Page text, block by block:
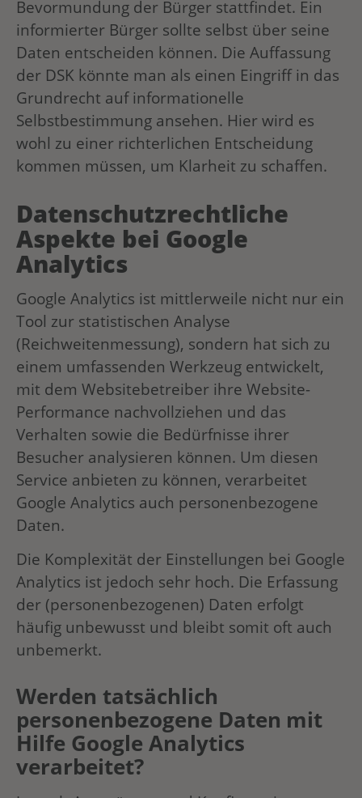
Bevormundung der Bürger stattfindet. Ein
informierter Bürger sollte selbst über seine
Daten entscheiden können. Die Auffassung
der DSK könnte man als einen Eingriff in das
Grundrecht auf informationelle
Selbstbestimmung ansehen. Hier wird es
wohl zu einer richterlichen Entscheidung
kommen müssen, um Klarheit zu schaffen.
Datenschutzrechtliche
Aspekte bei Google
Analytics
Google Analytics ist mittlerweile nicht nur ein
Tool zur statistischen Analyse
(Reichweitenmessung), sondern hat sich zu
einem umfassenden Werkzeug entwickelt,
mit dem Websitebetreiber ihre Website-
Performance nachvollziehen und das
Verhalten sowie die Bedürfnisse ihrer
Besucher analysieren können. Um diesen
Service anbieten zu können, verarbeitet
Google Analytics auch personenbezogene
Daten.
Die Komplexität der Einstellungen bei Google
Analytics ist jedoch sehr hoch. Die Erfassung
der (personenbezogenen) Daten erfolgt
häufig unbewusst und bleibt somit oft auch
unbemerkt.
Werden tatsächlich
personenbezogene Daten mit
Hilfe Google Analytics
verarbeitet?